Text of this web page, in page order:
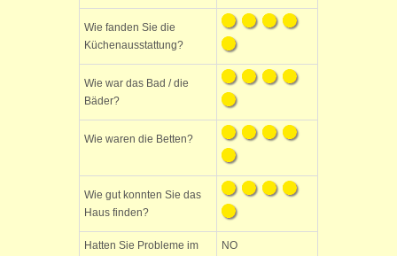
Wie fanden Sie die
Küchenausstattung?
Wie war das Bad / die
Bäder?
Wie waren die Betten?
Wie gut konnten Sie das
Haus finden?
Hatten Sie Probleme im
NO